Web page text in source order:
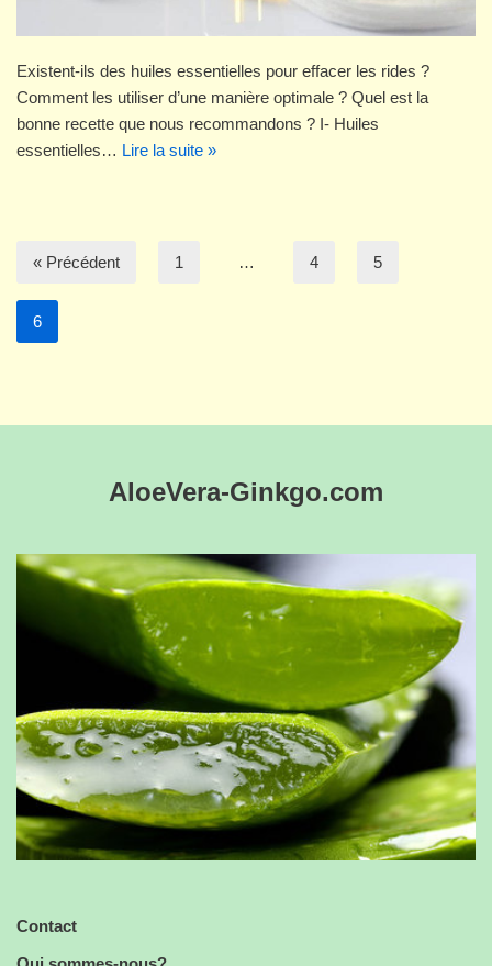
Existent-ils des huiles essentielles pour effacer les rides ?
Comment les utiliser d’une manière optimale ? Quel est la
bonne recette que nous recommandons ? I- Huiles
essentielles… Lire la suite »
« Précédent 1 … 4 5
6
AloeVera-Ginkgo.com
Contact